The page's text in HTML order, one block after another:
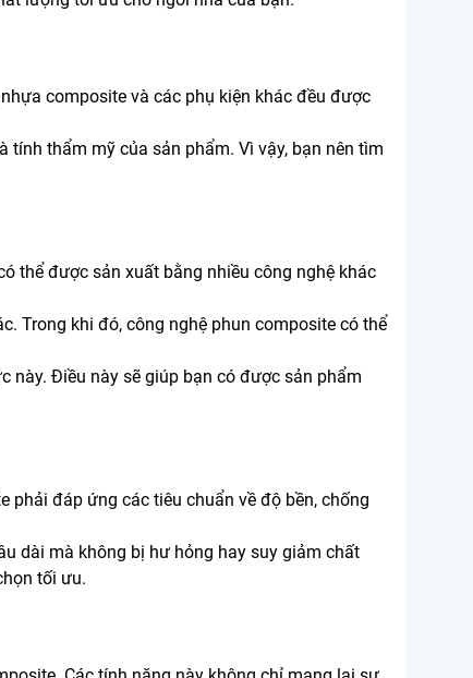
composite và các phụ kiện khác đều được
thẩm mỹ của sản phẩm. Vì vậy, bạn nên tìm
thể được sản xuất bằng nhiều công nghệ khác
Trong khi đó, công nghệ phun composite có thể
Điều này sẽ giúp bạn có được sản phẩm
đáp ứng các tiêu chuẩn về độ bền, chống
dài mà không bị hư hỏng hay suy giảm chất
tối ưu.
Các tính năng này không chỉ mang lại sự